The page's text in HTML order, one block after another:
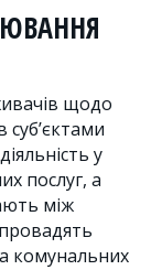
щодо
суб’єктами
у
послуг, а
між
комунальних